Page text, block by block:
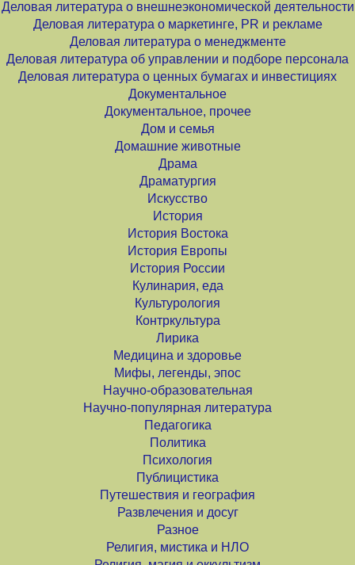
Деловая литература о внешнеэкономической деятельности
Деловая литература о маркетинге, PR и рекламе
Деловая литература о менеджменте
Деловая литература об управлении и подборе персонала
Деловая литература о ценных бумагах и инвестициях
Документальное
Документальное, прочее
Дом и семья
Домашние животные
Драма
Драматургия
Искусство
История
История Востока
История Европы
История России
Кулинария, еда
Культурология
Контркультура
Лирика
Медицина и здоровье
Мифы, легенды, эпос
Научно-образовательная
Научно-популярная литература
Педагогика
Политика
Психология
Публицистика
Путешествия и география
Развлечения и досуг
Разное
Религия, мистика и НЛО